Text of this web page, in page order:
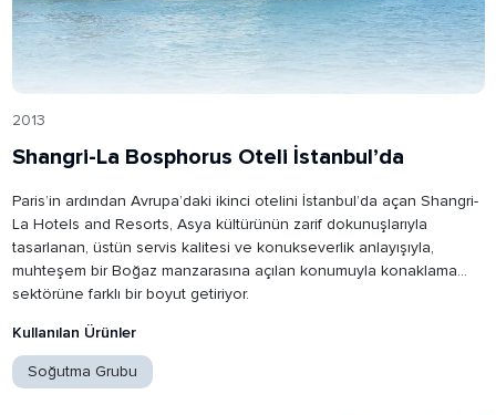
2013
Shangri-La Bosphorus Oteli İstanbul’da
Paris’in ardından Avrupa’daki ikinci otelini İstanbul’da açan Shangri-
La Hotels and Resorts, Asya kültürünün zarif dokunuşlarıyla
tasarlanan, üstün servis kalitesi ve konukseverlik anlayışıyla,
muhteşem bir Boğaz manzarasına açılan konumuyla konaklama
sektörüne farklı bir boyut getiriyor.
Kullanılan Ürünler
Soğutma Grubu